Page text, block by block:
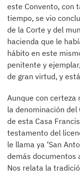
este Convento, con
tiempo, se vio
de la Corte y del
hacienda que le
hábito en este
penitente y
de gran virtud, y
Aunque con certeza
la denominación del
de esta Casa
testamento del
le llama ya ‘San
demás documentos
Nos relata la